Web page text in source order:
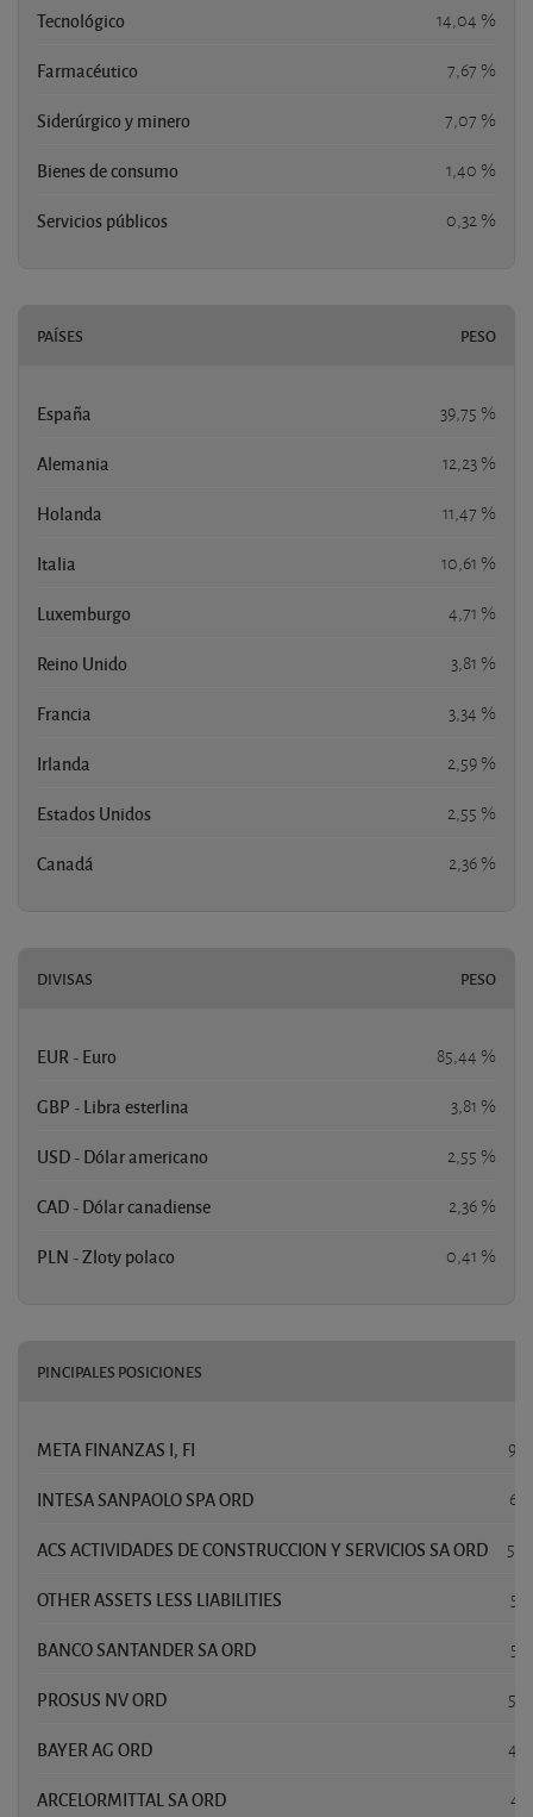
Tecnológico 14,04 %
Farmacéutico 7,67 %
Siderúrgico y minero 7,07 %
Bienes de consumo 1,40 %
Servicios públicos 0,32 %
PAÍSES PESO
España 39,75 %
Alemania 12,23 %
Holanda 11,47 %
Italia 10,61 %
Luxemburgo 4,71 %
Reino Unido 3,81 %
Francia 3,34 %
Irlanda 2,59 %
Estados Unidos 2,55 %
Canadá 2,36 %
DIVISAS PESO
EUR - Euro 85,44 %
GBP - Libra esterlina 3,81 %
USD - Dólar americano 2,55 %
CAD - Dólar canadiense 2,36 %
PLN - Zloty polaco 0,41 %
PINCIPALES POSICIONES
META FINANZAS I, FI
INTESA SANPAOLO SPA ORD
ACS ACTIVIDADES DE CONSTRUCCION Y SERVICIOS SA ORD
OTHER ASSETS LESS LIABILITIES
BANCO SANTANDER SA ORD
PROSUS NV ORD
BAYER AG ORD
ARCELORMITTAL SA ORD